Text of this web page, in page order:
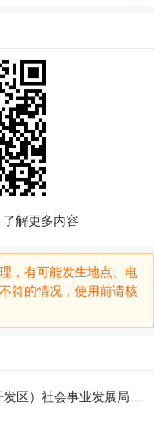
解更多内容
，有可能发生地点、电
符的情况，使用前请核
会事业发展局婚姻登记处